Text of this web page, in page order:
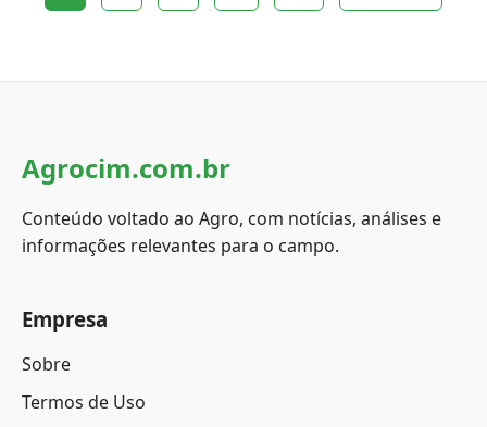
Agrocim.com.br
Conteúdo voltado ao Agro, com notícias, análises e
informações relevantes para o campo.
Empresa
Sobre
Termos de Uso